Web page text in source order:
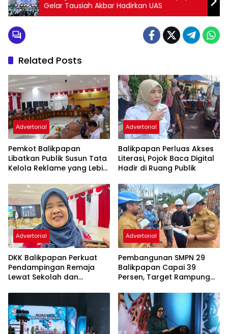
Gelar Tausiah Akbar Hadirkan UAS
Related Posts
Advertorial
Pemkot Balikpapan
Libatkan Publik Susun Tata
Kelola Reklame yang Lebih
Advertorial
Balikpapan Perluas Akses
Literasi, Pojok Baca Digital
Hadir di Ruang Publik
Advertorial
DKK Balikpapan Perkuat
Pendampingan Remaja
Lewat Sekolah dan
Advertorial
Pembangunan SMPN 29
Balikpapan Capai 39
Persen, Target Rampung